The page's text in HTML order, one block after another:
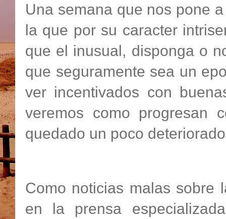
Una semana que nos pone
la que por su caracter
que el inusual, disponga o
que seguramente sea un
ver incentivados con
veremos como progresan
quedado un poco
Como noticias malas sobre
en la prensa